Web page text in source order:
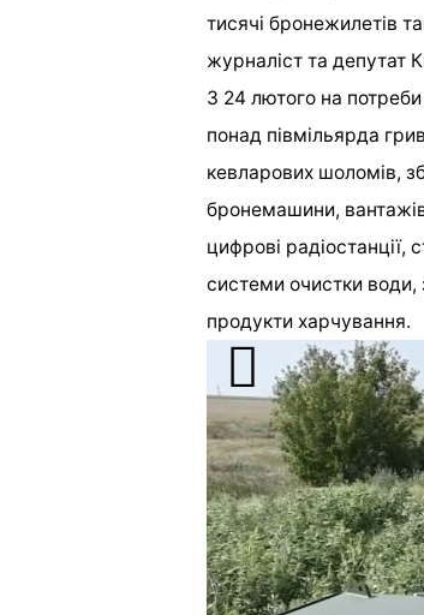
тисячі бронежилетів
журналіст та депутат
З 24 лютого на
понад півмільярда
кевларових шоломів,
бронемашини,
цифрові радіостанції,
системи очистки води,
продукти харчування.
[ad_2]
Источник:0542.ua
Зачем нужно